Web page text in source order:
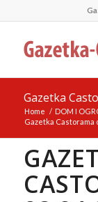
Gazetka
Home / DOM I
Gazetka Castorama